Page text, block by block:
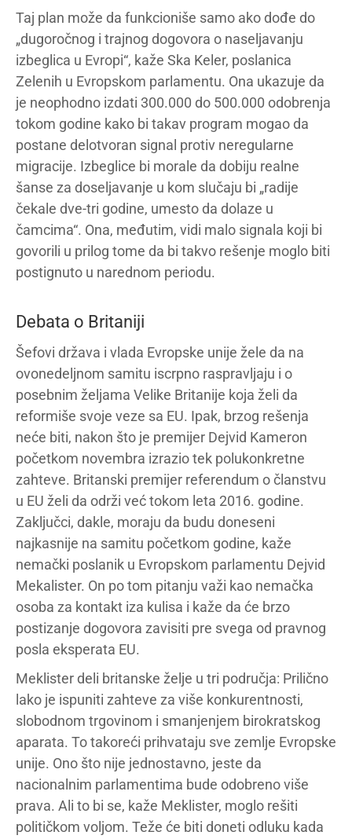
Taj plan može da funkcioniše samo ako dođe do
„dugoročnog i trajnog dogovora o naseljavanju
izbeglica u Evropi“, kaže Ska Keler, poslanica
Zelenih u Evropskom parlamentu. Ona ukazuje da
je neophodno izdati 300.000 do 500.000 odobrenja
tokom godine kako bi takav program mogao da
postane delotvoran signal protiv neregularne
migracije. Izbeglice bi morale da dobiju realne
šanse za doseljavanje u kom slučaju bi „radije
čekale dve-tri godine, umesto da dolaze u
čamcima“. Ona, međutim, vidi malo signala koji bi
govorili u prilog tome da bi takvo rešenje moglo biti
postignuto u narednom periodu.
Debata o Britaniji
Šefovi država i vlada Evropske unije žele da na
ovonedeljnom samitu iscrpno raspravljaju i o
posebnim željama Velike Britanije koja želi da
reformiše svoje veze sa EU. Ipak, brzog rešenja
neće biti, nakon što je premijer Dejvid Kameron
početkom novembra izrazio tek polukonkretne
zahteve. Britanski premijer referendum o članstvu
u EU želi da održi već tokom leta 2016. godine.
Zaključci, dakle, moraju da budu doneseni
najkasnije na samitu početkom godine, kaže
nemački poslanik u Evropskom parlamentu Dejvid
Mekalister. On po tom pitanju važi kao nemačka
osoba za kontakt iza kulisa i kaže da će brzo
postizanje dogovora zavisiti pre svega od pravnog
posla eksperata EU.
Meklister deli britanske želje u tri područja: Prilično
lako je ispuniti zahteve za više konkurentnosti,
slobodnom trgovinom i smanjenjem birokratskog
aparata. To takoreći prihvataju sve zemlje Evropske
unije. Ono što nije jednostavno, jeste da
nacionalnim parlamentima bude odobreno više
prava. Ali to bi se, kaže Meklister, moglo rešiti
političkom voljom. Teže će biti doneti odluku kada